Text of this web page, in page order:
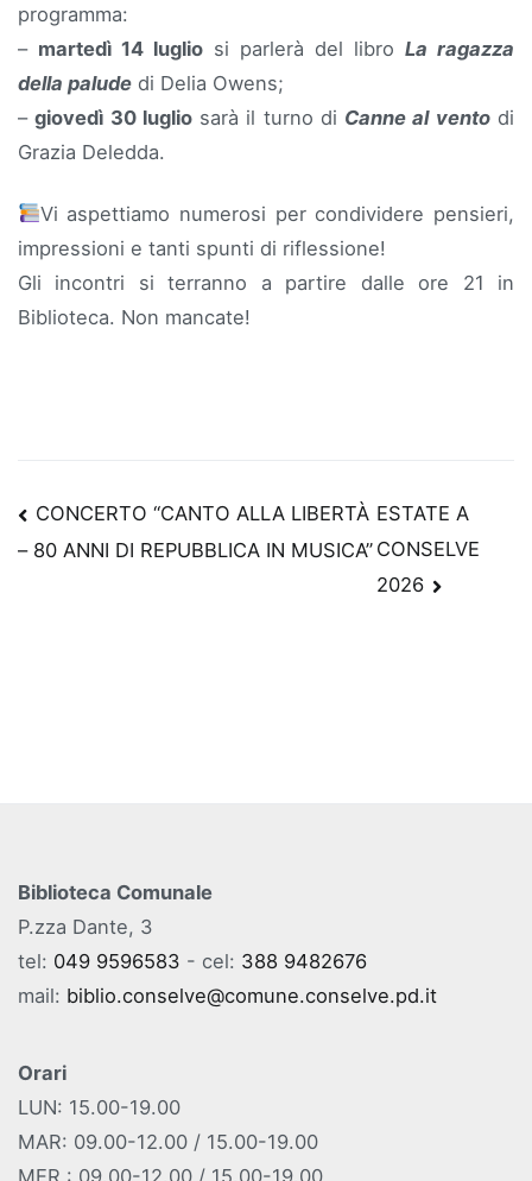
programma:
– martedì 14 luglio si parlerà del libro La ragazza
della palude di Delia Owens;
–giovedì 30 lugliosarà il turno di Canne al ventodi
Grazia Deledda.
Vi aspettiamo numerosi per condividere pensieri,
impressioni e tanti spunti di riflessione!
Gli incontri si terranno a partire dalle ore 21 in
Biblioteca. Non mancate!
Navigazione
articoli
CONCERTO “CANTO ALLA LIBERTÀ
– 80 ANNI DI REPUBBLICA IN MUSICA”
ESTATE A
CONSELVE
2026
Biblioteca Comunale
P.zza Dante, 3
tel: 049 9596583 - cel: 388 9482676
mail: biblio.conselve@comune.conselve.pd.it
Orari
LUN: 15.00-19.00
MAR: 09.00-12.00 / 15.00-19.00